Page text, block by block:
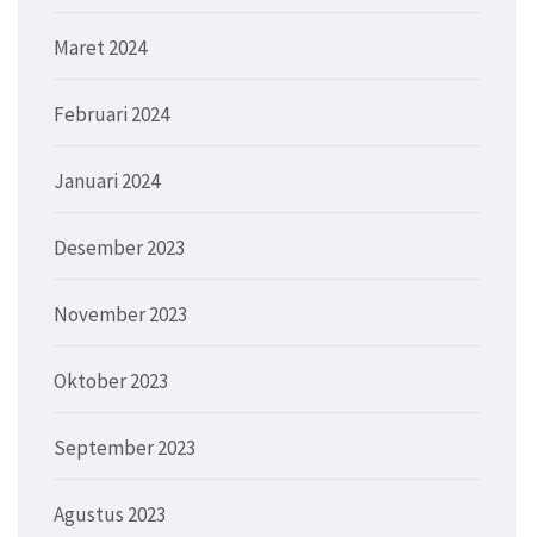
Maret 2024
Februari 2024
Januari 2024
Desember 2023
November 2023
Oktober 2023
September 2023
Agustus 2023